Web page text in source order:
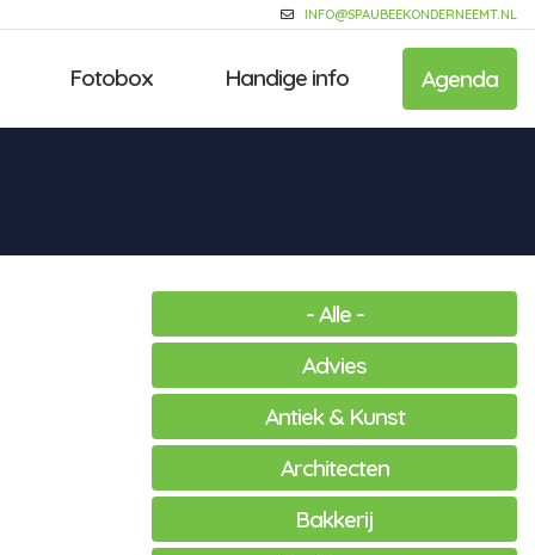
INFO@SPAUBEEKONDERNEEMT.NL
Fotobox Handige info Agenda
- Alle -
Advies
Antiek & Kunst
Architecten
Bakkerij